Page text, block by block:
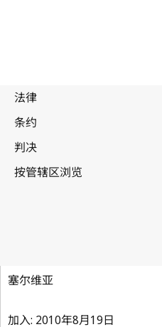
塞尔维亚
加入: 2010年8月19日